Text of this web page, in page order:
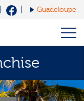
Guadeloupe